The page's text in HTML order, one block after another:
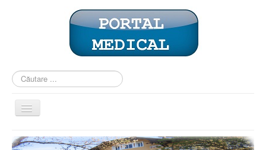
Căutare
...
Comută
navigarea
PREZENTARE